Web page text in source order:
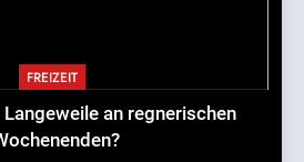
FREIZEIT
an regnerischen